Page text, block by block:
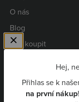
Hej,
Přihlas se k
na první nákup
O nás
Blog
Kde koupit
Niceboy Pay